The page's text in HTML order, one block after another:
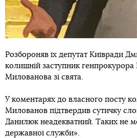
Розбороняв їх депутат Київради
колишній заступник генпрокурора
Милованова зі свята.
У коментарях до власного посту
Милованов підтвердив сутичку
Данилюк неадекватний. Таких не
державної служби».